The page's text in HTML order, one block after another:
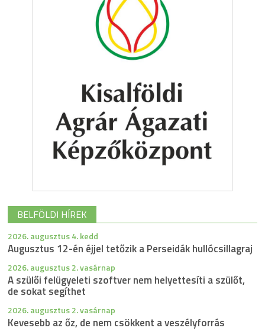
BELFÖLDI HÍREK
2026. augusztus 4. kedd
Augusztus 12-én éjjel tetőzik a Perseidák hullócsillagraj
2026. augusztus 2. vasárnap
A szülői felügyeleti szoftver nem helyettesíti a szülőt,
de sokat segíthet
2026. augusztus 2. vasárnap
Kevesebb az őz, de nem csökkent a veszélyforrás